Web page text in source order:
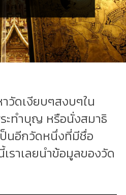
ดเงียบๆสงบๆใน
ะทำบุญ หรือนั่งสมาธิ
นอีกวัดหนึ่งที่มีชื่อ
ราเลยนำข้อมูลของวัด